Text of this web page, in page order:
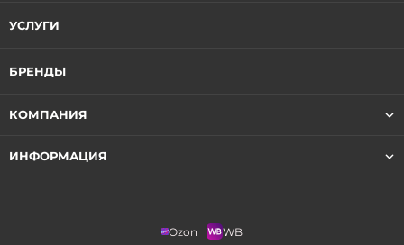
УСЛУГИ
БРЕНДЫ
КОМПАНИЯ
ИНФОРМАЦИЯ
Ozon WB